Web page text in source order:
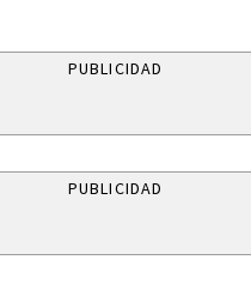
PUBLICIDAD
PUBLICIDAD